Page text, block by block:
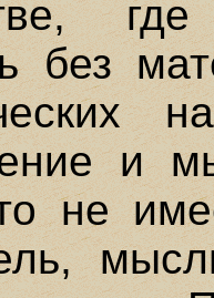
без
и
не